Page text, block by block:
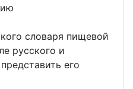
словаря пищевой
русского и
его